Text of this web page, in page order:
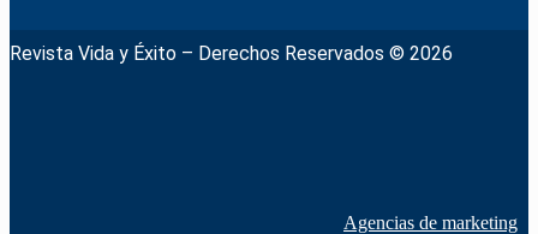
Revista Vida y Éxito – Derechos Reservados © 2026
Agencias de marketing